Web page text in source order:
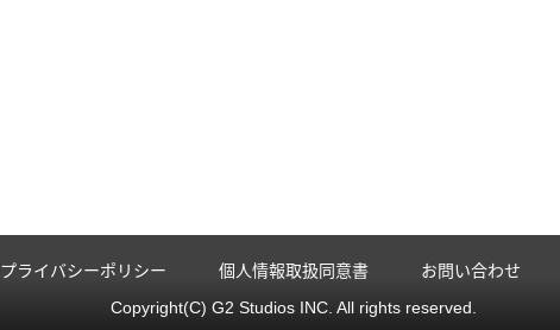
プライバシーポリシー 個人情報取扱同意書
お問い合わせ
Copyright(C) G2 Studios INC. All rights reserved.